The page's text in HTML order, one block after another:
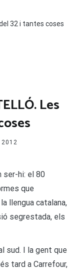
del 32 i tantes coses
Les
ser-hi: el 80
que
llengua catalana,
segrestada, els
sud. I la gent que
tard a Carrefour,